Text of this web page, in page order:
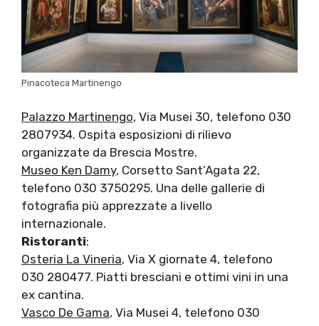
Pinacoteca Martinengo
Palazzo Martinengo, Via Musei 30, telefono 030
2807934. Ospita esposizioni di rilievo
organizzate da Brescia Mostre.
Museo Ken Damy, Corsetto Sant’Agata 22,
telefono 030 3750295. Una delle gallerie di
fotografia più apprezzate a livello
internazionale.
Ristoranti:
Osteria La Vineria, Via X giornate 4, telefono
030 280477. Piatti bresciani e ottimi vini in una
ex cantina.
Vasco De Gama, Via Musei 4, telefono 030